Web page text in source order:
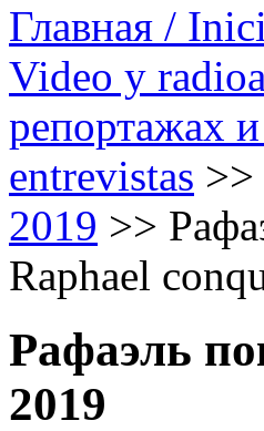
Главная /
Video y
репортажах
entrevistas >>
2019 >>
Raphael
Рафаэль
2019